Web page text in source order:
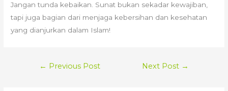
Jangan tunda kebaikan. Sunat bukan sekadar kewajiban,
tapi juga bagian dari menjaga kebersihan dan kesehatan
yang dianjurkan dalam Islam!
POST
← Previous Post Next Post →